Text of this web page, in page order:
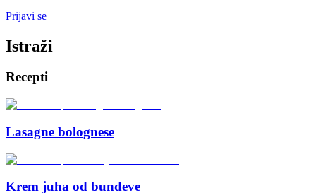
Prijavi se
Istraži
Recepti
Lasagne bolognese
Krem juha od bundeve